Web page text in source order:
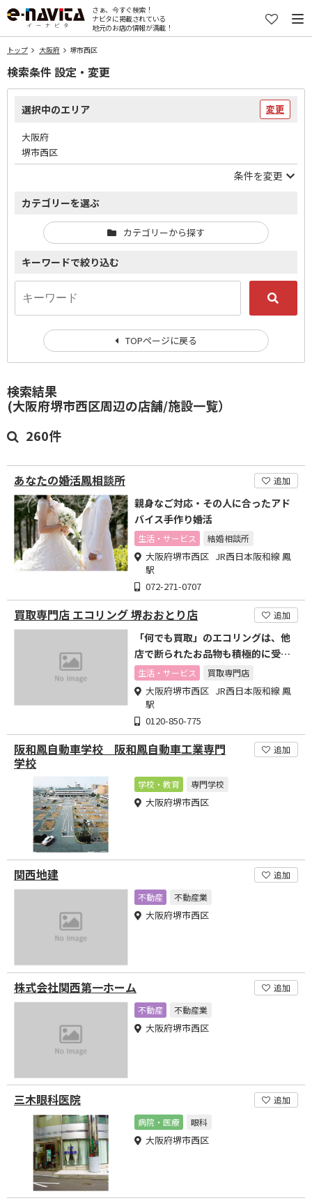
さぁ、今すぐ検索！
ナビタに掲載されている
地元のお店の情報が満載！
トップ 大阪府 堺市西区
検索結果
(大阪府堺市西区周辺の店舗/施設一覧）
260件
あなたの婚活鳳相談所 追加
親身なご対応・その人に合ったアド
バイス手作り婚活
生活・サービス 結婚相談所
大阪府堺市西区 JR西日本阪和線 鳳
駅
072-271-0707
買取専門店 エコリング 堺おおとり店 追加
「何でも買取」のエコリングは、他
店で断られたお品物も積極的に受付
中！
生活・サービス 買取専門店
大阪府堺市西区 JR西日本阪和線 鳳
駅
0120-850-775
阪和鳳自動車学校 阪和鳳自動車工業専門
学校
追加
学校・教育 専門学校
大阪府堺市西区
関西地建
追加
不動産
不動産業
大阪府堺市西区
株式会社関西第一ホーム
追加
不動産
不動産業
大阪府堺市西区
三木眼科医院
追加
病院・医療
眼科
大阪府堺市西区
検索条件 設定・変更
選択中のエリア 変更
大阪府
堺市西区
条件を変更
カテゴリーを選ぶ
カテゴリーから探す
キーワードで絞り込む
TOPページに戻る